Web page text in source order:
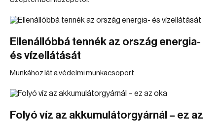
Ellenállóbbá tennék az ország energia-
és vízellátását
Munkához lát a védelmi munkacsoport.
Folyó víz az akkumulátorgyárnál – ez az